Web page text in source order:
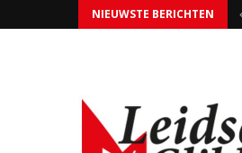
NIEUWSTE BERICHTEN